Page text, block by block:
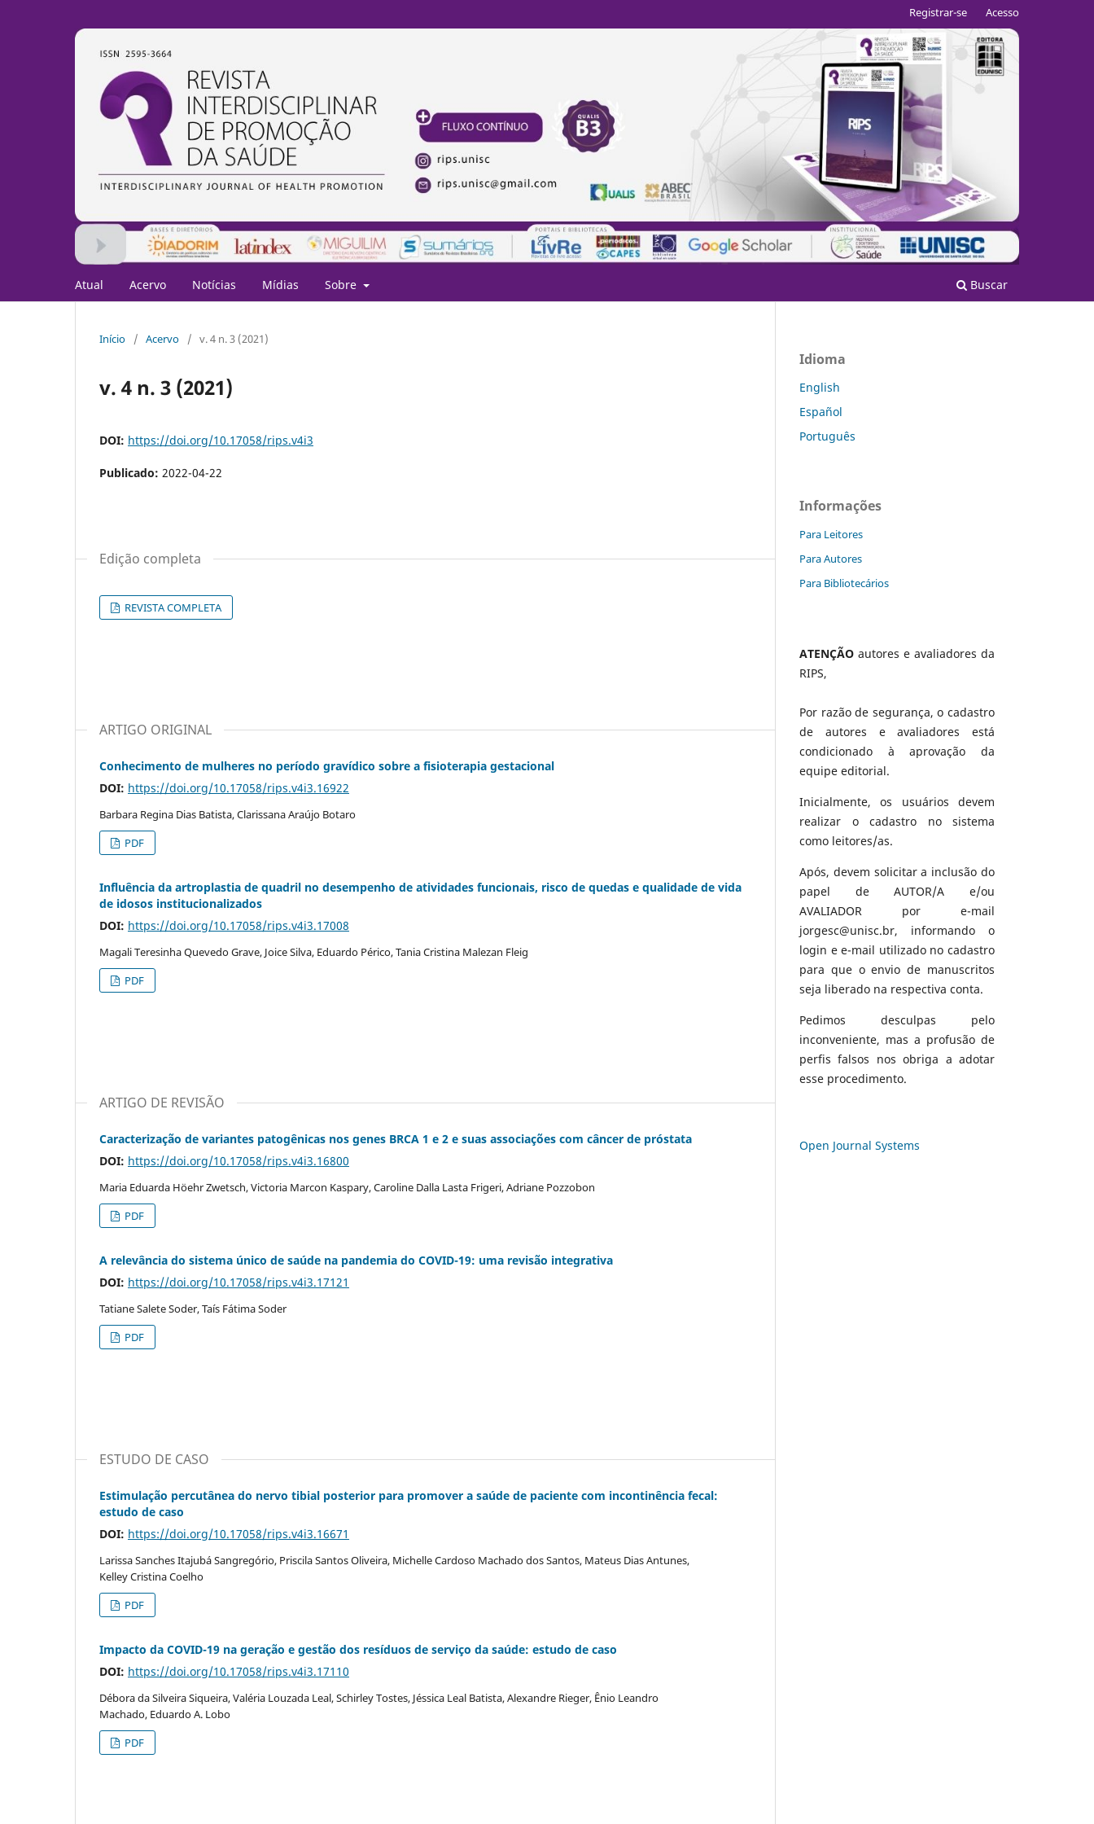
Atual Acervo Notícias Mídias Sobre Buscar
Registrar-se Acesso
Início / Acervo / v. 4 n. 3 (2021)
v. 4 n. 3 (2021)
DOI: https://doi.org/10.17058/rips.v4i3
Publicado: 2022-04-22
Edição completa
REVISTA COMPLETA
ARTIGO ORIGINAL
Conhecimento de mulheres no período gravídico sobre a fisioterapia gestacional
DOI: https://doi.org/10.17058/rips.v4i3.16922
Barbara Regina Dias Batista, Clarissana Araújo Botaro
PDF
Influência da artroplastia de quadril no desempenho de atividades funcionais, risco de quedas e qualidade de vida
de idosos institucionalizados
DOI: https://doi.org/10.17058/rips.v4i3.17008
Magali Teresinha Quevedo Grave, Joice Silva, Eduardo Périco, Tania Cristina Malezan Fleig
PDF
ARTIGO DE REVISÃO
Caracterização de variantes patogênicas nos genes BRCA 1 e 2 e suas associações com câncer de próstata
DOI: https://doi.org/10.17058/rips.v4i3.16800
Maria Eduarda Höehr Zwetsch, Victoria Marcon Kaspary, Caroline Dalla Lasta Frigeri, Adriane Pozzobon
PDF
A relevância do sistema único de saúde na pandemia do COVID-19: uma revisão integrativa
DOI: https://doi.org/10.17058/rips.v4i3.17121
Tatiane Salete Soder, Taís Fátima Soder
PDF
ESTUDO DE CASO
Estimulação percutânea do nervo tibial posterior para promover a saúde de paciente com incontinência fecal:
estudo de caso
DOI: https://doi.org/10.17058/rips.v4i3.16671
Larissa Sanches Itajubá Sangregório, Priscila Santos Oliveira, Michelle Cardoso Machado dos Santos, Mateus Dias Antunes,
Kelley Cristina Coelho
PDF
Impacto da COVID-19 na geração e gestão dos resíduos de serviço da saúde: estudo de caso
DOI: https://doi.org/10.17058/rips.v4i3.17110
Débora da Silveira Siqueira, Valéria Louzada Leal, Schirley Tostes, Jéssica Leal Batista, Alexandre Rieger, Ênio Leandro
Machado, Eduardo A. Lobo
PDF
Idioma
English
Español
Português
Informações
Para Leitores
Para Autores
Para Bibliotecários
ATENÇÃO autores e avaliadores da
RIPS,
Por razão de segurança, o cadastro
de autores e avaliadores está
condicionado à aprovação da
equipe editorial.
Inicialmente, os usuários devem
realizar o cadastro no sistema
como leitores/as.
Após, devem solicitar a inclusão do
papel de AUTOR/A e/ou
AVALIADOR por e-mail
jorgesc@unisc.br, informando o
login e e-mail utilizado no cadastro
para que o envio de manuscritos
seja liberado na respectiva conta.
Pedimos desculpas pelo
inconveniente, mas a profusão de
perfis falsos nos obriga a adotar
esse procedimento.
Open Journal Systems